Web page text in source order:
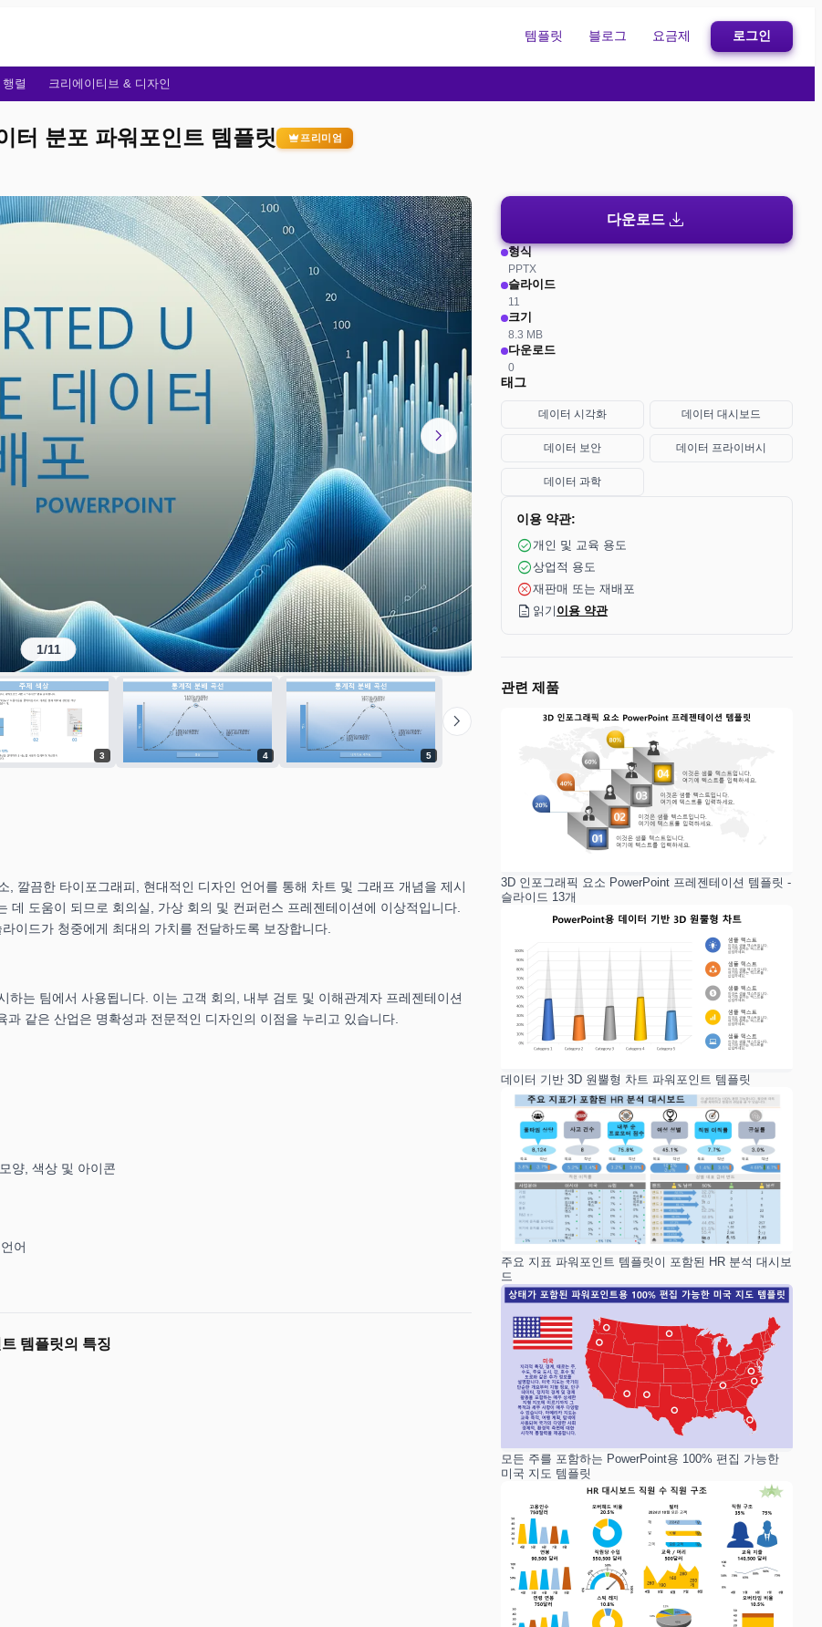
템플릿 블로그 요금제 로그인
행렬 크리에이티브 & 디자인
터 분포 파워포인트 템플릿 프리미엄
chevron_right
1/11
3 4 5
chevron_right
깔끔한 타이포그래피, 현대적인 디자인 언어를 통해 차트 및 그래프 개념을 제시
도움이 되므로 회의실, 가상 회의 및 컨퍼런스 프레젠테이션에 이상적입니다.
이드가 청중에게 최대의 가치를 전달하도록 보장합니다.
는 팀에서 사용됩니다. 이는 고객 회의, 내부 검토 및 이해관계자 프레젠테이션
같은 산업은 명확성과 전문적인 디자인의 이점을 누리고 있습니다.
양, 색상 및 아이콘
어
템플릿의 특징
다운로드 download
형식
PPTX
슬라이드
11
크기
8.3 MB
다운로드
0
태그
데이터 시각화 데이터 대시보드
데이터 보안 데이터 프라이버시
데이터 과학
이용 약관:
check_circle개인 및 교육 용도
check_circle상업적 용도
cancel재판매 또는 재배포
description 읽기 이용 약관
관련 제품
3D 인포그래픽 요소 PowerPoint 프레젠테이션 템플릿 -
슬라이드 13개
데이터 기반 3D 원뿔형 차트 파워포인트 템플릿
주요 지표 파워포인트 템플릿이 포함된 HR 분석 대시보
드
모든 주를 포함하는 PowerPoint용 100% 편집 가능한
미국 지도 템플릿